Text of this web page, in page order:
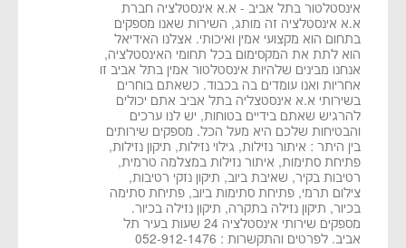
אינסטלטור בתל אביב - א.א אינסטלציה חברת
א.א אינסטלציה זה מותג, השירות שאנו מספקים
בתחום הוא מקצועי אמין ואיכותי. אצלנו האידיאל
הוא לתת את המקסימום בכל תחומי האינסטלציה,
אנחנו מבינים שלהיות אינסטלטור אמין בתל אביב זו
אחריות ואנו עומדים בה בכבוד. כשאתם בוחרים
בשירותי א.א אינסטצליה בתל אביב אתם יכולים
להרגיש שאתם בידיים בטוחות, יש לנו ערכים
והבטיחות שלכם היא מעל הכל. מספקים שירותים
בין היתר : איתור נזילות, גילוי נזילות, תיקון נזילות,
פתיחת סתימות, איתור נזילות במצלמה טרמית,
רטיבות בקיר, שאיבת ביוב, תיקון נזקי רטיבות,
צילום תרמי, פתיחת סתימות ביוב, פתיחת סתימה
בכיור, תיקון נזילה בתקרה, תיקון נזילה בכיור.
מספקים שירותי אינסטלציה 24 שעות בעיר תל
אביב. לפרטים והתקשרות : 052-912-1476